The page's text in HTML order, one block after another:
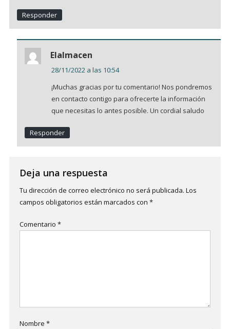
Responder
Elalmacen
28/11/2022 a las 10:54
¡Muchas gracias por tu comentario! Nos pondremos
en contacto contigo para ofrecerte la información
que necesitas lo antes posible. Un cordial saludo
Responder
Deja una respuesta
Tu dirección de correo electrónico no será publicada. Los
campos obligatorios están marcados con *
Comentario *
Nombre *